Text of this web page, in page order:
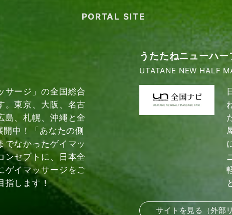
PORTAL SITE
サージ」の全国総合
。東京、大阪、名古
島、札幌、沖縄と全
中！「あなたの側
でなかったゲイマッ
ンセプトに、日本全
ゲイマッサージをご
指します！
うたたねニューハ
UTATANE NEW HALF
サイトを見る（外部